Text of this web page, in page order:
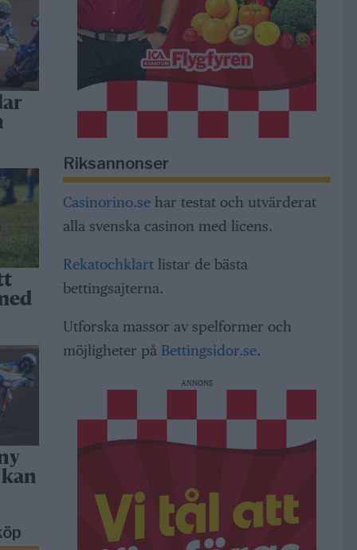
kan
Riksannonser
Casinorino.sehar testat och utvärderat
alla svenska casinon med licens.
Rekatochklartlistar de bästa
bettingsajterna.
Utforska massor av spelformer och
möjligheter på Bettingsidor.se.
ANNONS